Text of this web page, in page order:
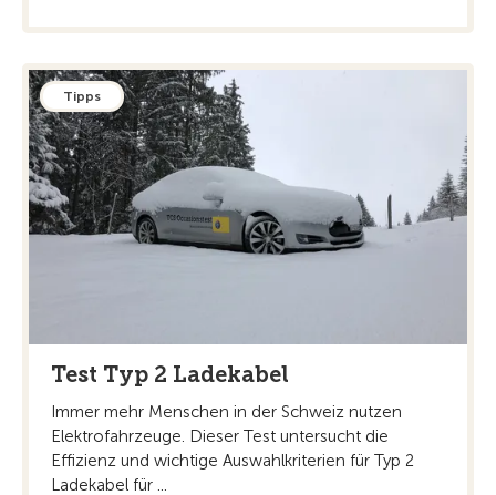
Tipps
Test Typ 2 Ladekabel
Immer mehr Menschen in der Schweiz nutzen
Elektrofahrzeuge. Dieser Test untersucht die
Effizienz und wichtige Auswahlkriterien für Typ 2
Ladekabel für ...